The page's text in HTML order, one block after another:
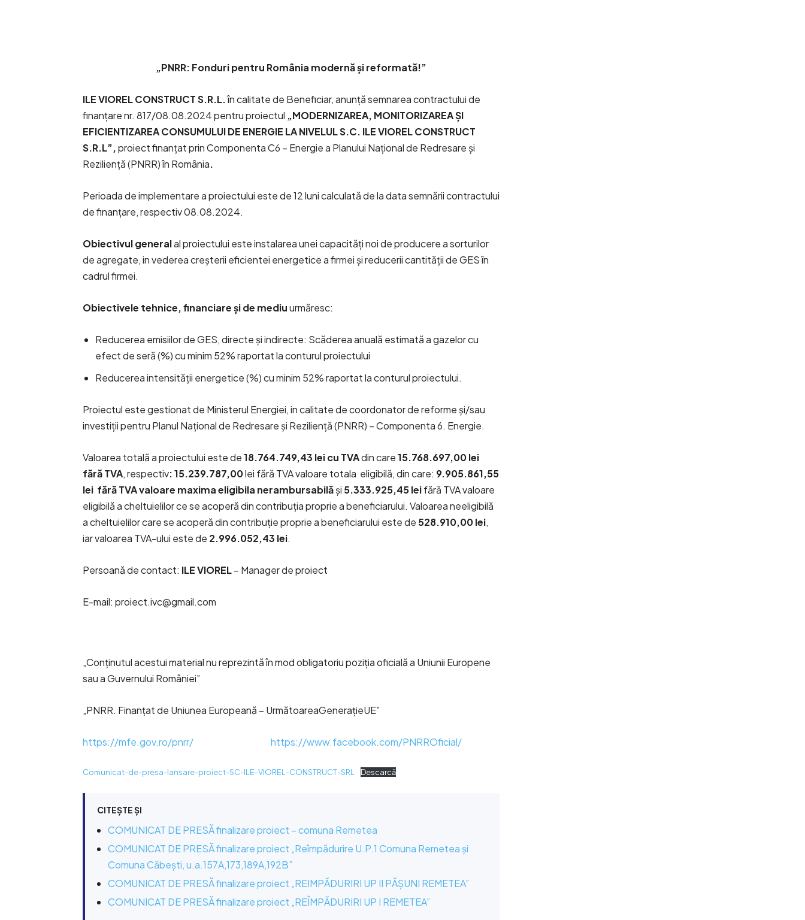
„PNRR: Fonduri pentru România modernă și reformată!”
ILE VIOREL CONSTRUCT S.R.L.în calitate de Beneficiar, anunță semnarea contractului de
finanțare nr. 817/08.08.2024 pentru proiectul „MODERNIZAREA, MONITORIZAREA ȘI
EFICIENTIZAREA CONSUMULUI DE ENERGIE LA NIVELUL S.C. ILE VIOREL CONSTRUCT
S.R.L”,proiect finanțat prin Componenta C6 – Energie a Planului Național de Redresare și
Reziliență (PNRR) în România.
Perioada de implementare a proiectului este de 12 luni calculată de la data semnării contractului
de finanțare, respectiv 08.08.2024.
Obiectivul generalal proiectului este instalarea unei capacități noi de producere a sorturilor
de agregate, in vederea creșterii eficientei energetice a firmei și reducerii cantității de GES în
cadrul firmei.
Obiectivele tehnice, financiare și de mediuurmăresc:
Reducerea emisiilor de GES, directe și indirecte: Scăderea anuală estimată a gazelor cu
efect de seră (%) cu minim 52% raportat la conturul proiectului
Reducerea intensității energetice (%) cu minim 52% raportat la conturul proiectului.
Proiectul este gestionat de Ministerul Energiei, in calitate de coordonator de reforme și/sau
investiții pentru Planul Național de Redresare și Reziliență (PNRR) – Componenta 6. Energie.
Valoarea totală a proiectului este de18.764.749,43 lei cu TVAdin care15.768.697,00 lei
fără TVA, respectiv: 15.239.787,00lei fără TVA valoare totala eligibilă, din care: 9.905.861,55
lei fără TVA valoare maxima eligibila nerambursabilăși 5.333.925,45 leifără TVA valoare
eligibilă a cheltuielilor ce se acoperă din contribuția proprie a beneficiarului. Valoarea neeligibilă
a cheltuielilor care se acoperă din contribuție proprie a beneficiarului este de 528.910,00 lei,
iar valoarea TVA-ului este de 2.996.052,43 lei.
Persoană de contact: ILE VIOREL– Manager de proiect
E-mail: proiect.ivc@gmail.com
„Conținutul acestui material nu reprezintă în mod obligatoriu poziția oficială a Uniunii Europene
sau a Guvernului României”
„PNRR. Finanțat de Uniunea Europeană – UrmătoareaGenerațieUE”
https://mfe.gov.ro/pnrr/ https://www.facebook.com/PNRROficial/
Comunicat-de-presa-lansare-proiect-SC-ILE-VIOREL-CONSTRUCT-SRL Descarcă
CITEȘTE ȘI
COMUNICAT DE PRESĂ finalizare proiect – comuna Remetea
COMUNICAT DE PRESĂ finalizare proiect „Reîmpădurire U.P.1 Comuna Remetea și
Comuna Căbești, u.a.157A,173,189A,192B”
COMUNICAT DE PRESĂ finalizare proiect „REIMPĂDURIRI UP II PĂȘUNI REMETEA”
COMUNICAT DE PRESĂ finalizare proiect „REÎMPĂDURIRI UP I REMETEA”